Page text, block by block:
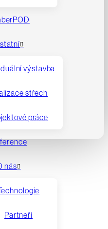
výstavba
střech
práce
nás
Partneři